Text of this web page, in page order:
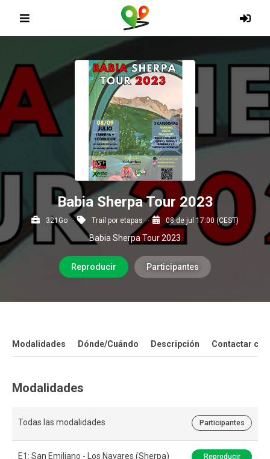
Babia Sherpa Tour 2023
321Go Trail por etapas 08 de jul 17:00 (CEST)
Babia Sherpa Tour 2023
Reproducir Participantes
Modalidades Dónde/Cuándo Descripción Contactar
Modalidades
Todas las modalidades Participantes
E1: San Emiliano - Los Navares (Sherpa) Reproducir